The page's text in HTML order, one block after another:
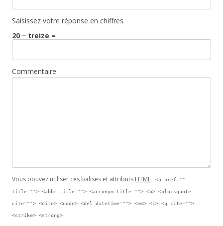
Saisissez votre réponse en chiffres
20 − treize =
Commentaire
Vous pouvez utiliser ces balises et attributs HTML : <a href=""
title=""> <abbr title=""> <acronym title=""> <b> <blockquote
cite=""> <cite> <code> <del datetime=""> <em> <i> <q cite="">
<strike> <strong>